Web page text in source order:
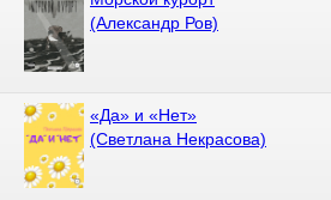
(Александр Ров)
«Да» и «Нет»
(Светлана Некрасова)